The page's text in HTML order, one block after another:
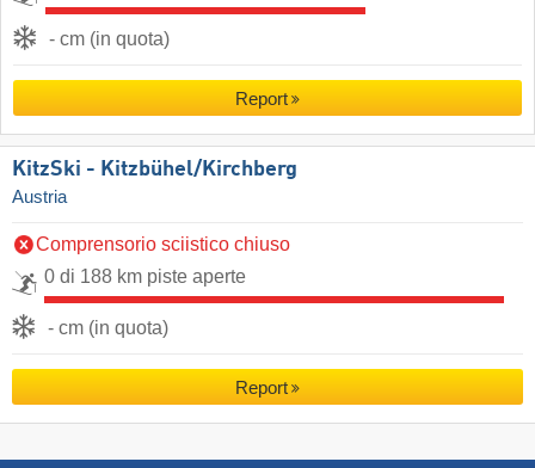
- cm (in quota)
Report
KitzSki - Kitzbühel/​Kirchberg
Austria
Comprensorio sciistico chiuso
0 di 188 km piste aperte
- cm (in quota)
Report